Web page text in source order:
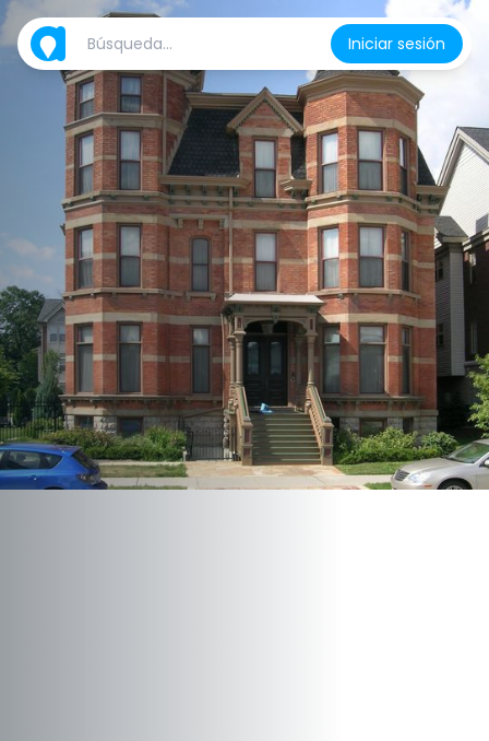
Iniciar sesión